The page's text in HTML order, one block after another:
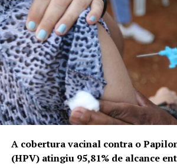
A cobertura vacinal contra o
(HPV) atingiu 95,81% de alcance